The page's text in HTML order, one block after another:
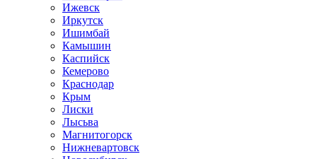
Ижевск
Иркутск
Ишимбай
Камышин
Каспийск
Кемерово
Краснодар
Крым
Лиски
Лысьва
Магнитогорск
Нижневартовск